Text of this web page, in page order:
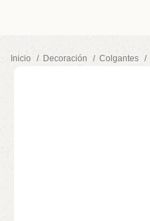
Inicio Decoración Colgantes